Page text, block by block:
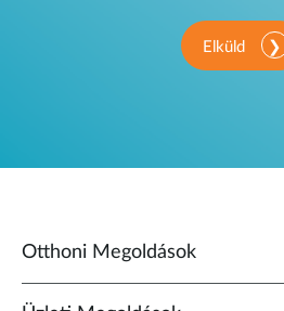
Elküld
Otthoni Megoldások